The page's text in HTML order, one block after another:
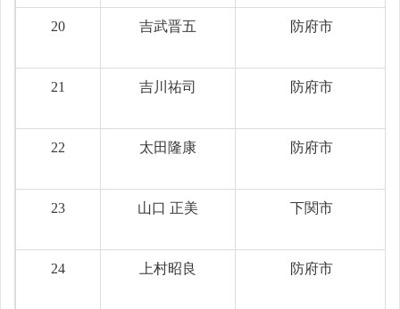
20 吉武晋五 防府市
21 吉川祐司 防府市
22 太田隆康 防府市
23 山口 正美 下関市
24 上村昭良 防府市